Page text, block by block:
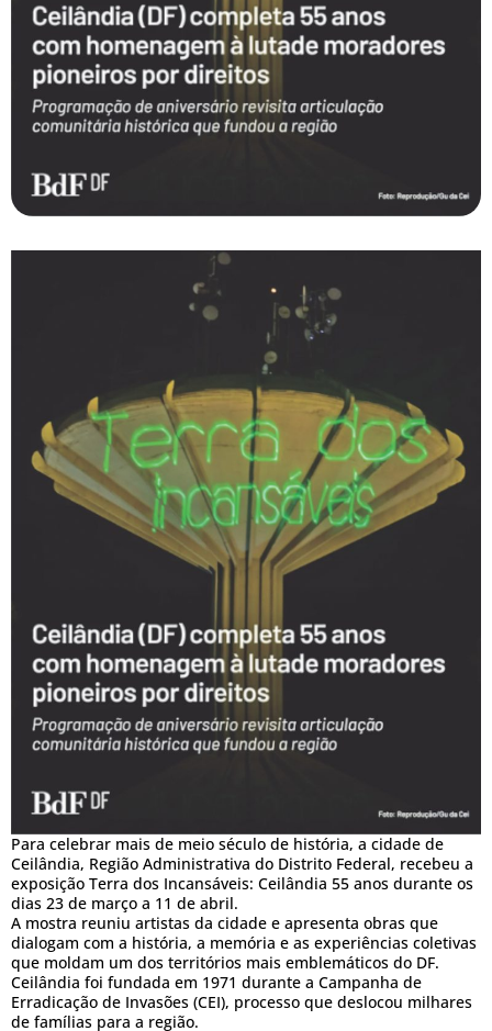
Para celebrar mais de meio século de história, a cidade de
Ceilândia, Região Administrativa do Distrito Federal, recebeu a
exposição Terra dos Incansáveis: Ceilândia 55 anos durante os
dias 23 de março a 11 de abril.
A mostra reuniu artistas da cidade e apresenta obras que
dialogam com a história, a memória e as experiências coletivas
que moldam um dos territórios mais emblemáticos do DF.
Ceilândia foi fundada em 1971 durante a Campanha de
Erradicação de Invasões (CEI), processo que deslocou milhares
de famílias para a região.